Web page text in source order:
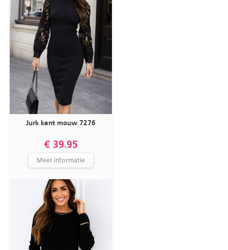
Jurk kant mouw 7276
€ 39.95
Meer informatie